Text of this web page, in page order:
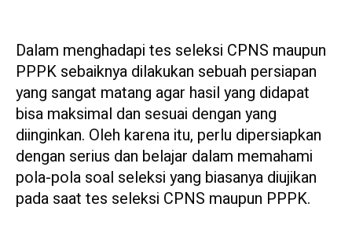
Dalam menghadapi tes seleksi CPNS maupun
PPPK sebaiknya dilakukan sebuah persiapan
yang sangat matang agar hasil yang didapat
bisa maksimal dan sesuai dengan yang
diinginkan. Oleh karena itu, perlu dipersiapkan
dengan serius dan belajar dalam memahami
pola-pola soal seleksi yang biasanya diujikan
pada saat tes seleksi CPNS maupun PPPK.